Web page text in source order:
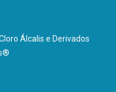
Álcalis e Derivados